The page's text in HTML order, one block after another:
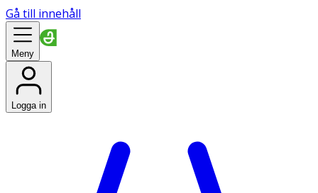
Gå till innehåll
Meny
Logga in